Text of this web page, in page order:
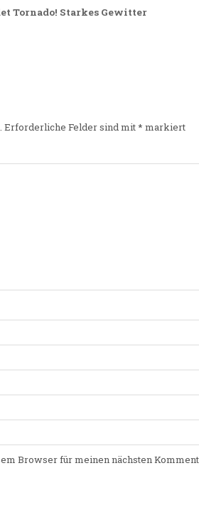
Tornado! Starkes Gewitter
Erforderliche Felder sind mit* markiert
Browser für meinen nächsten